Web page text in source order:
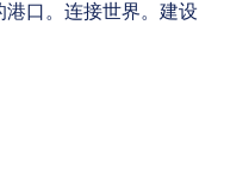
口。连接世界。建设